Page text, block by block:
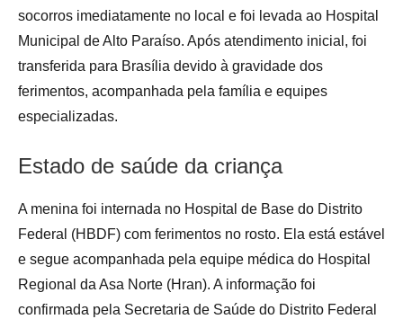
socorros imediatamente no local e foi levada ao Hospital
Municipal de Alto Paraíso. Após atendimento inicial, foi
transferida para Brasília devido à gravidade dos
ferimentos, acompanhada pela família e equipes
especializadas.
Estado de saúde da criança
A menina foi internada no Hospital de Base do Distrito
Federal (HBDF) com ferimentos no rosto. Ela está estável
e segue acompanhada pela equipe médica do Hospital
Regional da Asa Norte (Hran). A informação foi
confirmada pela Secretaria de Saúde do Distrito Federal